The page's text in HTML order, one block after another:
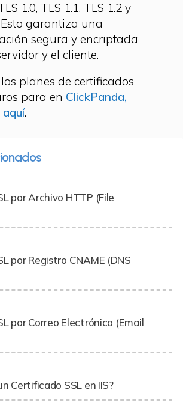
por Archivo HTTP (File
por Registro CNAME (DNS
por Correo Electrónico (Email
Certificado SSL en IIS?
1.0, TLS 1.1, TLS 1.2 y
Esto garantiza una
segura y encriptada
y el cliente.
planes de certificados
para en ClickPanda,
aquí.